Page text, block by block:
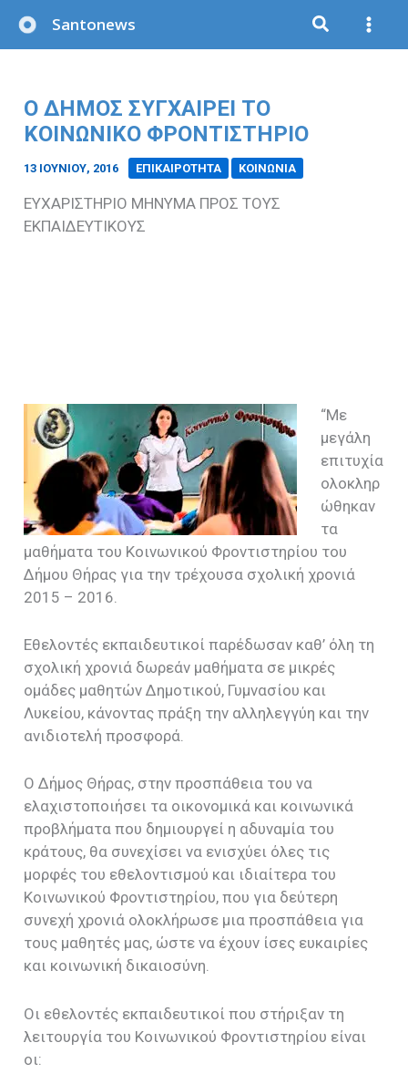
στο
Santonews
Ο ΔΗΜΟΣ ΣΥΓΧΑΙΡΕΙ ΤΟ
ΚΟΙΝΩΝΙΚΟ ΦΡΟΝΤΙΣΤΗΡΙΟ
13 ΙΟΥΝΊΟΥ, 2016 ΕΠΙΚΑΙΡΟΤΗΤΑ ΚΟΙΝΩΝΙΑ
ΕΥΧΑΡΙΣΤΗΡΙΟ ΜΗΝΥΜΑ ΠΡΟΣ ΤΟΥΣ
ΕΚΠΑΙΔΕΥΤΙΚΟΥΣ
“Με
μεγάλη
επιτυχία
ολοκληρ
ώθηκαν
τα
μαθήματα του Κοινωνικού Φροντιστηρίου του
Δήμου Θήρας για την τρέχουσα σχολική χρονιά
2015 – 2016.
Εθελοντές εκπαιδευτικοί παρέδωσαν καθ’ όλη τη
σχολική χρονιά δωρεάν μαθήματα σε μικρές
ομάδες μαθητών Δημοτικού, Γυμνασίου και
Λυκείου, κάνοντας πράξη την αλληλεγγύη και την
ανιδιοτελή προσφορά.
Ο Δήμος Θήρας, στην προσπάθεια του να
ελαχιστοποιήσει τα οικονομικά και κοινωνικά
προβλήματα που δημιουργεί η αδυναμία του
κράτους, θα συνεχίσει να ενισχύει όλες τις
μορφές του εθελοντισμού και ιδιαίτερα του
Κοινωνικού Φροντιστηρίου, που για δεύτερη
συνεχή χρονιά ολοκλήρωσε μια προσπάθεια για
τους μαθητές μας, ώστε να έχουν ίσες ευκαιρίες
και κοινωνική δικαιοσύνη.
Οι εθελοντές εκπαιδευτικοί που στήριξαν τη
λειτουργία του Κοινωνικού Φροντιστηρίου είναι
οι: